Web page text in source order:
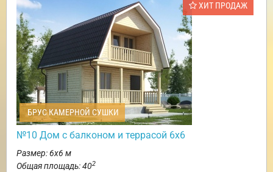
ХИТ ПРОДАЖ
БРУС КАМЕРНОЙ СУШКИ
№10 Дом с балконом и террасой 6х6
Размер: 6х6 м
Общая площадь: 402